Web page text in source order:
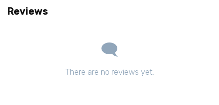
Reviews
There are no reviews yet.